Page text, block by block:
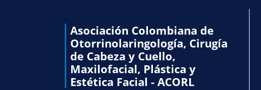
Asociación Colombiana de
Otorrinolaringología, Cirugía
de Cabeza y Cuello,
Maxilofacial, Plástica y
Estética Facial - ACORL